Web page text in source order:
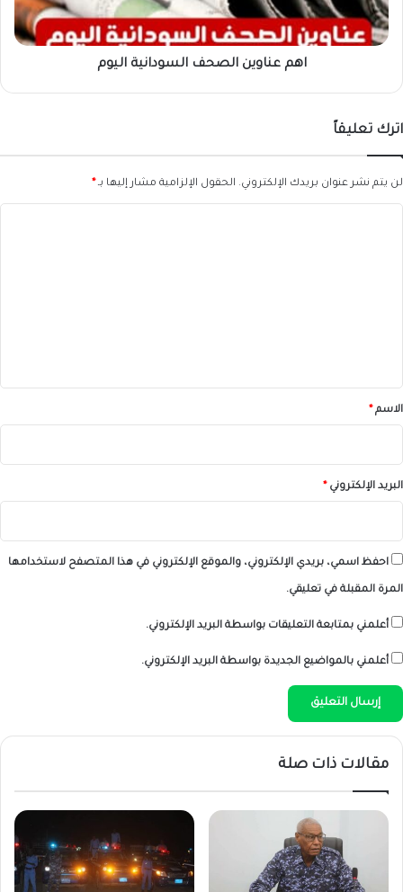
اهم عناوين الصحف السودانية اليوم
اترك تعليقاً
لن يتم نشر عنوان بريدك الإلكتروني. الحقول الإلزامية مشار إليها بـ*
*الاسم*
البريد الإلكتروني*
احفظ اسمي، بريدي الإلكتروني، والموقع الإلكتروني في هذا المتصفح لاستخدامها
المرة المقبلة في تعليقي.
أعلمني بمتابعة التعليقات بواسطة البريد الإلكتروني.
أعلمني بالمواضيع الجديدة بواسطة البريد الإلكتروني.
مقالات ذات صلة